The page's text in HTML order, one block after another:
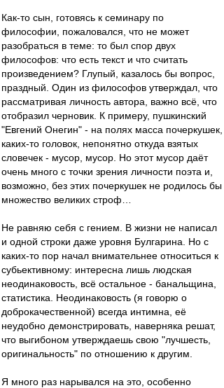
Как-то сын, готовясь к семинару по
философии, пожаловался, что не может
разобраться в теме: то был спор двух
философов: что есть текст и что считать
произведением? Глупый, казалось бы вопрос,
праздный. Один из философов утверждал, что
рассматривая личность автора, важно всё, что
отобразил черновик. К примеру, пушкинский
"Евгений Онегин" - на полях масса почеркушек,
каких-то головок, непонятно откуда взятых
словечек - мусор, мусор. Но этот мусор даёт
очень много с точки зрения личности поэта и,
возможно, без этих почеркушек не родилось бы
множество великих строф…
Не равняю себя с гением. В жизни не написал
и одной строки даже уровня Булгарина. Но с
каких-то пор начал внимательнее относиться к
субьективному: интересна лишь людская
неодинаковость, всё остальное - банальщина,
статистика. Неодинаковость (я говорю о
доброкачественной) всегда интимна, её
неудобно демонстрировать, наверняка решат,
что выгибоном утверждаешь свою "лучшесть,
оригинальность" по отношению к другим.
Я много раз нарывался на это, особенно